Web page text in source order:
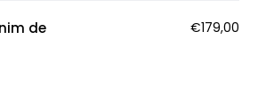
de
€179,00